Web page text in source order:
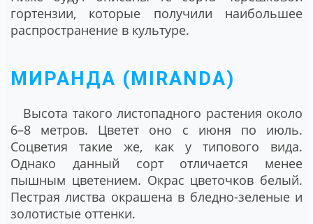
гортензии, которые получили наибольшее
распространение в культуре.
МИРАНДА (MIRANDA)
Высота такого листопадного растения около
6–8 метров. Цветет оно с июня по июль.
Соцветия такие же, как у типового вида.
Однако данный сорт отличается менее
пышным цветением. Окрас цветочков белый.
Пестрая листва окрашена в бледно-зеленые и
золотистые оттенки.